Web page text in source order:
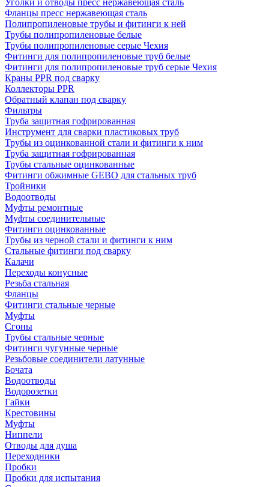
Фланцы пресс нержавеющая сталь
Полипропиленовые трубы и фитинги к ней
Трубы полипропиленовые белые
Трубы полипропиленовые серые Чехия
Фитинги для полипропиленовые труб белые
Фитинги для полипропиленовые труб серые Чехия
Краны PPR под сварку
Коллекторы PPR
Обратный клапан под сварку
Фильтры
Труба защитная гофрированная
Инструмент для сварки пластиковых труб
Трубы из оцинкованной стали и фитинги к ним
Труба защитная гофрированная
Трубы стальные оцинкованные
Фитинги обжимные GEBO для стальных труб
Тройники
Водоотводы
Муфты ремонтные
Муфты соединительные
Фитинги оцинкованные
Трубы из черной стали и фитинги к ним
Стальные фитинги под сварку
Калачи
Переходы конусные
Резьба стальная
Фланцы
Фитинги стальные черные
Муфты
Сгоны
Трубы стальные черные
Фитинги чугунные черные
Резьбовые соединители латунные
Бочата
Водоотводы
Водорозетки
Гайки
Крестовины
Муфты
Ниппели
Отводы для душа
Переходники
Пробки
Пробки для испытания